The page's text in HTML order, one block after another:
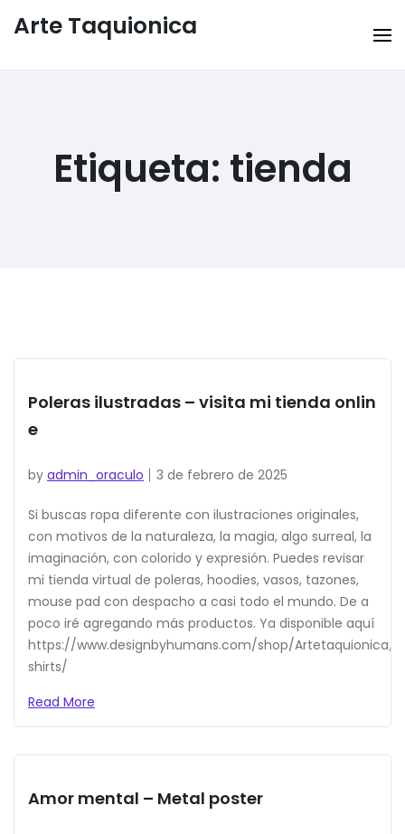
Arte Taquionica
Etiqueta: tienda
Poleras ilustradas – visita mi tienda onlin
e
by admin_oraculo 3 de febrero de 2025
Si buscas ropa diferente con ilustraciones originales,
con motivos de la naturaleza, la magia, algo surreal, la
imaginación, con colorido y expresión. Puedes revisar
mi tienda virtual de poleras, hoodies, vasos, tazones,
mouse pad con despacho a casi todo el mundo. De a
poco iré agregando más productos. Ya disponible aquí
https://www.designbyhumans.com/shop/Artetaquionica/
shirts/
Read More
Amor mental – Metal poster